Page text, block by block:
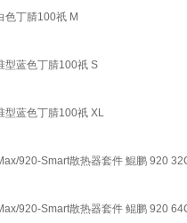
色丁腈100祇 M
型蓝色丁腈100祇 S
型蓝色丁腈100祇 XL
920-Smart散热器套件 鯤鹏 920
920-Smart散热器套件 鲲鹏 920